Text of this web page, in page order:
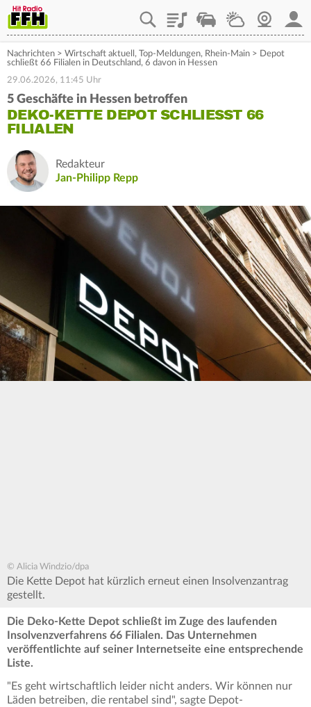
PlaylistStaupilotWetterWebcam
Nachrichten > Wirtschaft aktuell , Top-Meldungen, Rhein-Main > Depot
schließt 66 Filialen in Deutschland, 6 davon in Hessen
29.06.2026, 11:45 Uhr
5 Geschäfte in Hessen betroffen
DEKO-KETTE DEPOT SCHLIESST 66 F
ILIALEN
Redakteur
Jan-Philipp Repp
© Alicia Windzio/dpa
Die Kette Depot hat kürzlich erneut einen Insolvenzantrag
gestellt.
Die Deko-Kette Depot schließt im Zuge des laufenden
Insolvenzverfahrens 66 Filialen. Das Unternehmen
veröffentlichte auf seiner Internetseite eine entsprechende
Liste.
"Es geht wirtschaftlich leider nicht anders. Wir können nur
Läden betreiben, die rentabel sind", sagte Depot-